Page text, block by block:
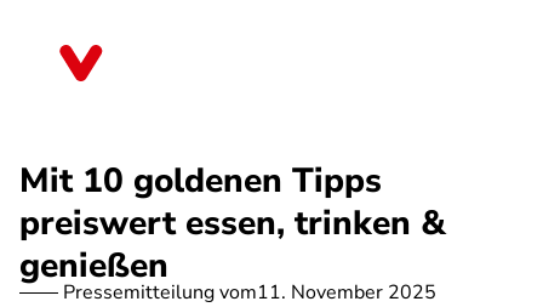
Mit 10 goldenen Tipps
preiswert essen, trinken &
genießen
Pressemitteilung vom11. November 2025